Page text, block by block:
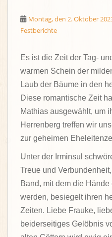
Montag, den 2. Oktober
Festberichte
Es ist die Zeit der Tag-
warmen Schein der
Laub der Bäume in den
Diese romantische Zeit
Mathias ausgewählt, um
Herrenberg treffen wir
zur geheimen
Unter der Irminsul
Treue und
Band, mit dem die
werden, besiegelt ihren
Zeiten. Liebe Frauke,
beiderseitiges Gelöbnis